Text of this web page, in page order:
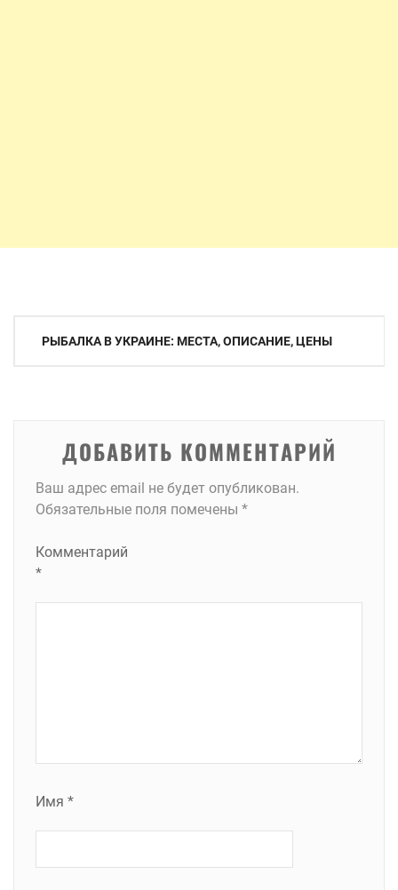
Навигация
РЫБАЛКА В УКРАИНЕ: МЕСТА, ОПИСАНИЕ, ЦЕНЫ
ДОБАВИТЬ КОММЕНТАРИЙ
Ваш адрес email не будет опубликован.
Обязательные поля помечены *
Комментарий
*
Имя *